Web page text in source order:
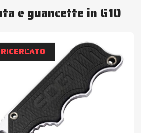
e guancette in G10
RICERCATO